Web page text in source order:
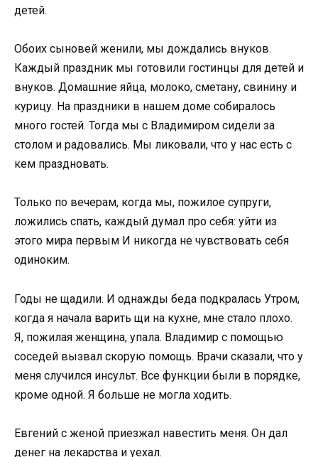
детей.
Обоих сыновей женили, мы дождались внуков.
Каждый праздник мы готовили гостинцы для детей и
внуков. Домашние яйца, молоко, сметану, свинину и
курицу. На праздники в нашем доме собиралось
много гостей. Тогда мы с Владимиром сидели за
столом и радовались. Мы ликовали, что у нас есть с
кем праздновать.
Только по вечерам, когда мы, пожилое супруги,
ложились спать, каждый думал про себя: уйти из
этого мира первым И никогда не чувствовать себя
одиноким.
Годы не щадили. И однажды беда подкралась Утром,
когда я начала варить щи на кухне, мне стало плохо.
Я, пожилая женщина, упала. Владимир с помощью
соседей вызвал скорую помощь. Врачи сказали, что у
меня случился инсульт. Все функции были в порядке,
кроме одной. Я больше не могла ходить.
Евгений с женой приезжал навестить меня. Он дал
денег на лекарства и уехал.